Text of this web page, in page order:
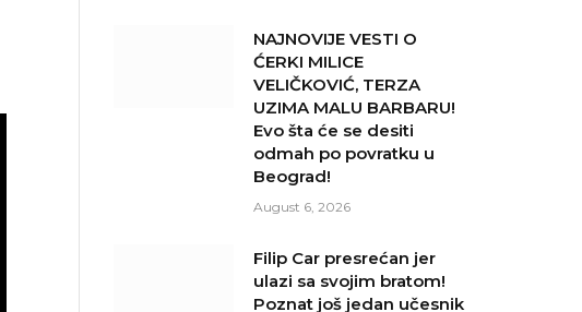
NAJNOVIJE VESTI O
ĆERKI MILICE
VELIČKOVIĆ, TERZA
UZIMA MALU BARBARU!
Evo šta će se desiti
odmah po povratku u
Beograd!
August 6, 2026
Filip Car presrećan jer
ulazi sa svojim bratom!
Poznat još jedan učesnik